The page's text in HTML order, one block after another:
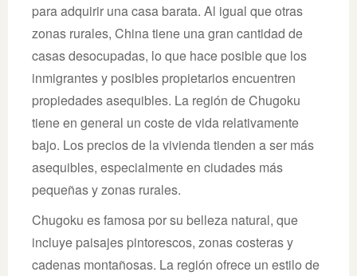
para adquirir una casa barata. Al igual que otras
zonas rurales, China tiene una gran cantidad de
casas desocupadas, lo que hace posible que los
inmigrantes y posibles propietarios encuentren
propiedades asequibles. La región de Chugoku
tiene en general un coste de vida relativamente
bajo. Los precios de la vivienda tienden a ser más
asequibles, especialmente en ciudades más
pequeñas y zonas rurales.
Chugoku es famosa por su belleza natural, que
incluye paisajes pintorescos, zonas costeras y
cadenas montañosas. La región ofrece un estilo de